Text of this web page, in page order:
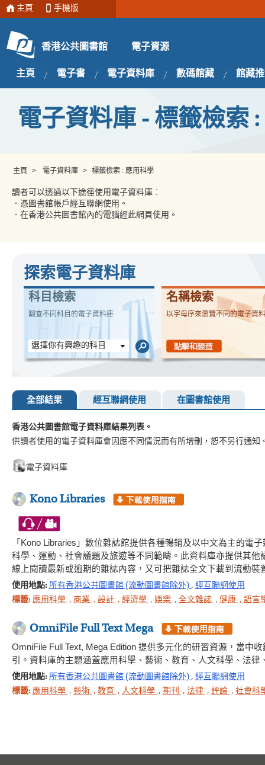
主頁 手機版
香港公共圖書館 電子資源
主頁 電子書 電子資料庫 數碼館藏 館藏
電子資料庫 - 標籤檢索
主頁 > 電子資料庫 > 標籤檢索 : 應用科學
讀者可以透過以下途徑使用電子資料庫︰
．憑圖書館帳戶經互聯網使用。
．在香港公共圖書館內的電腦經此網頁使用。
探索電子資料庫
科目檢索
翻查不同科目的電子資料庫
選擇你有興趣的科目
名稱檢索
以字母序來瀏覽不同的電子資
全部結果 經互聯網使用 在圖書館使用
香港公共圖書館電子資料庫結果列表。
供讀者使用的電子資料庫會因應不同情況而有所增刪，恕不另行通知
電子資料庫
Kono Libraries
「Kono Libraries」數位雜誌館提供各種暢銷及以中文為主的電
科學、運動、社會議題及旅遊等不同範疇。此資料庫亦提供其
線上閱讀最新或逾期的雜誌內容，又可把雜誌全文下載到流動裝
使用地點: 所有香港公共圖書館 (流動圖書館除外) , 經互聯網使用
標籤: 應用科學 , 商業 , 設計 , 經濟學 , 娛樂 , 全文雜誌 , 健康 , 語言
OmniFile Full Text Mega
OmniFile Full Text, Mega Edition 提供多元化的研習資源，當中
引。資料庫的主題涵蓋應用科學、藝術、教育、人文科學、法律
使用地點: 所有香港公共圖書館 (流動圖書館除外) , 經互聯網使用
標籤: 應用科學 , 藝術 , 教育 , 人文科學 , 期刊 , 法律 , 評論 , 社會科